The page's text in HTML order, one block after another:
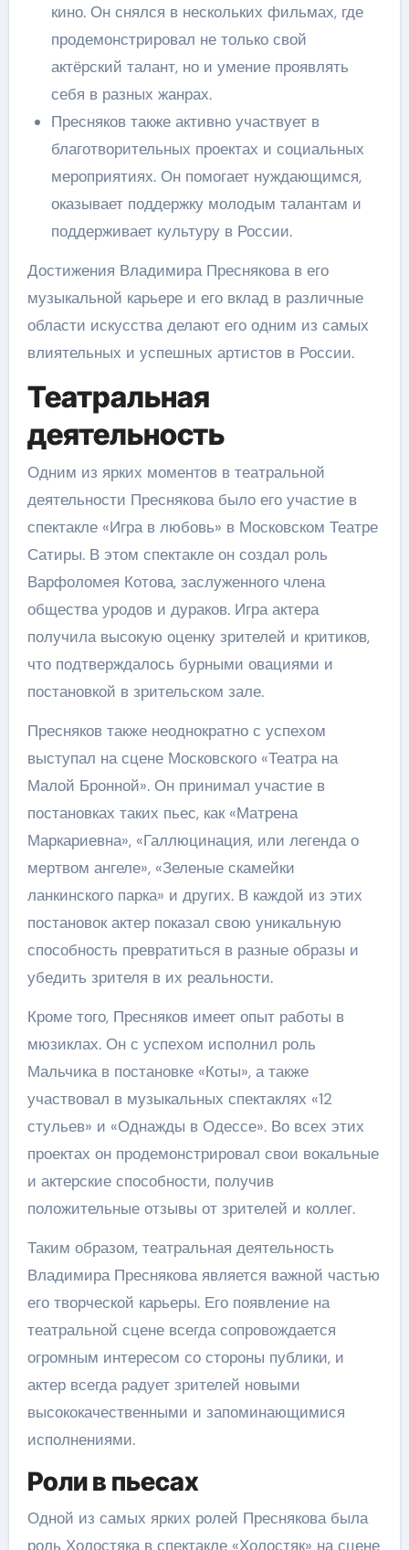
кино. Он снялся в нескольких фильмах, где
продемонстрировал не только свой
актёрский талант, но и умение проявлять
себя в разных жанрах.
Пресняков также активно участвует в
благотворительных проектах и социальных
мероприятиях. Он помогает нуждающимся,
оказывает поддержку молодым талантам и
поддерживает культуру в России.
Достижения Владимира Преснякова в его
музыкальной карьере и его вклад в различные
области искусства делают его одним из самых
влиятельных и успешных артистов в России.
Театральная
деятельность
Одним из ярких моментов в театральной
деятельности Преснякова было его участие в
спектакле «Игра в любовь» в Московском Театре
Сатиры. В этом спектакле он создал роль
Варфоломея Котова, заслуженного члена
общества уродов и дураков. Игра актера
получила высокую оценку зрителей и критиков,
что подтверждалось бурными овациями и
постановкой в зрительском зале.
Пресняков также неоднократно с успехом
выступал на сцене Московского «Театра на
Малой Бронной». Он принимал участие в
постановках таких пьес, как «Матрена
Маркариевна», «Галлюцинация, или легенда о
мертвом ангеле», «Зеленые скамейки
ланкинского парка» и других. В каждой из этих
постановок актер показал свою уникальную
способность превратиться в разные образы и
убедить зрителя в их реальности.
Кроме того, Пресняков имеет опыт работы в
мюзиклах. Он с успехом исполнил роль
Мальчика в постановке «Коты», а также
участвовал в музыкальных спектаклях «12
стульев» и «Однажды в Одессе». Во всех этих
проектах он продемонстрировал свои вокальные
и актерские способности, получив
положительные отзывы от зрителей и коллег.
Таким образом, театральная деятельность
Владимира Преснякова является важной частью
его творческой карьеры. Его появление на
театральной сцене всегда сопровождается
огромным интересом со стороны публики, и
актер всегда радует зрителей новыми
высококачественными и запоминающимися
исполнениями.
Роли в пьесах
Одной из самых ярких ролей Преснякова была
роль Холостяка в спектакле «Холостяк» на сцене